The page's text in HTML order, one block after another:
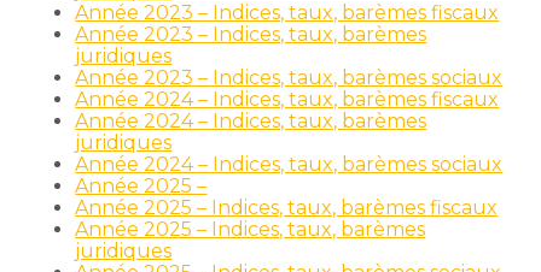
Année 2023 – Indices, taux, barèmes fiscaux
Année 2023 – Indices, taux, barèmes
juridiques
Année 2023 – Indices, taux, barèmes sociaux
Année 2024 – Indices, taux, barèmes fiscaux
Année 2024 – Indices, taux, barèmes
juridiques
Année 2024 – Indices, taux, barèmes sociaux
Année 2025 –
Année 2025 – Indices, taux, barèmes fiscaux
Année 2025 – Indices, taux, barèmes
juridiques